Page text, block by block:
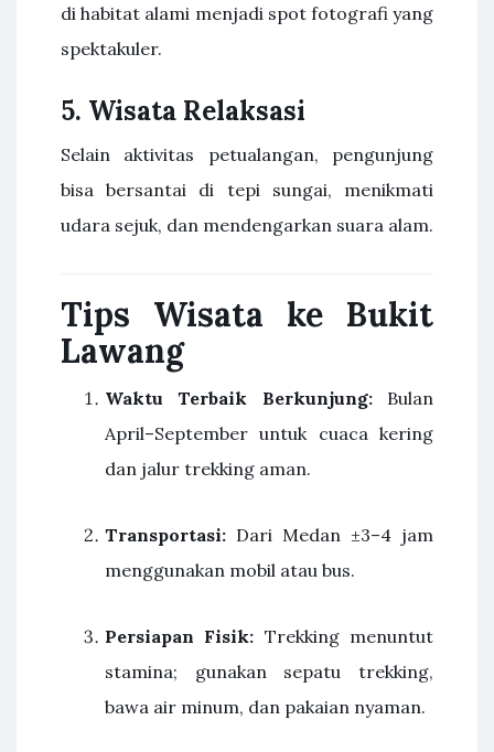
di habitat alami menjadi spot fotografi yang
spektakuler.
5. Wisata Relaksasi
Selain aktivitas petualangan, pengunjung
bisa bersantai di tepi sungai, menikmati
udara sejuk, dan mendengarkan suara alam.
Tips Wisata ke Bukit
Lawang
Waktu Terbaik Berkunjung:Bulan
April–September untuk cuaca kering
dan jalur trekking aman.
Transportasi: Dari Medan ±3–4 jam
menggunakan mobil atau bus.
Persiapan Fisik: Trekking menuntut
stamina; gunakan sepatu trekking,
bawa air minum, dan pakaian nyaman.